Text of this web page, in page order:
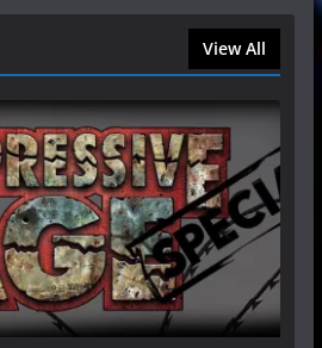
View All